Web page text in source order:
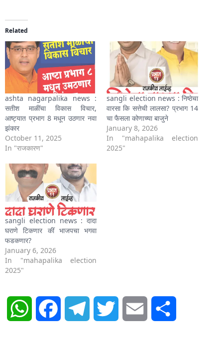
Related
ashta nagarpalika news :
सतीश माळींचा विकास विचार,
आष्ट्यात प्रभाग 8 मधून उठणार नवा
झंकार
October 11, 2025
In "राजकारण"
sangli election news : निष्ठेचा
वारसा कि सत्तेची लालसा? प्रभाग 14
चा फैसला कोणाच्या बाजुने
January 8, 2026
In "mahapalika election
2025"
sangli election news : दादा
घराणे टिकणार कीं भाजपचा भगवा
फडकणार?
January 6, 2026
In "mahapalika election
2025"
WhatsAppFacebook Telegram Twitter Email